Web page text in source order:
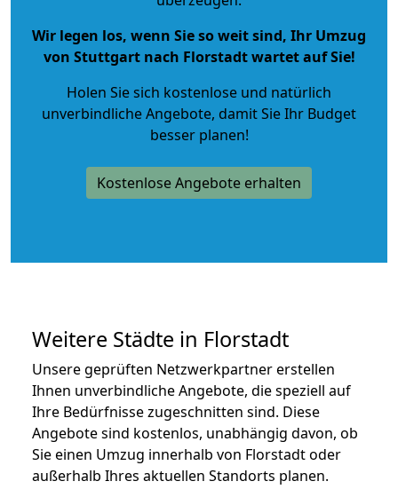
Wir legen los, wenn Sie so weit sind, Ihr Umzug
von Stuttgart nach Florstadt wartet auf Sie!
Holen Sie sich kostenlose und natürlich
unverbindliche Angebote, damit Sie Ihr Budget
besser planen!
Kostenlose Angebote erhalten
Weitere Städte in Florstadt
Unsere geprüften Netzwerkpartner erstellen
Ihnen unverbindliche Angebote, die speziell auf
Ihre Bedürfnisse zugeschnitten sind. Diese
Angebote sind kostenlos, unabhängig davon, ob
Sie einen Umzug innerhalb von Florstadt oder
außerhalb Ihres aktuellen Standorts planen.